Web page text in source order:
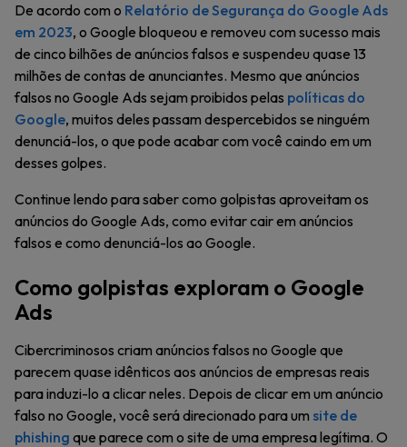
De acordo com o Relatório de Segurança do Google Ads
em 2023, o Google bloqueou e removeu com sucesso mais
de cinco bilhões de anúncios falsos e suspendeu quase 13
milhões de contas de anunciantes. Mesmo que anúncios
falsos no Google Ads sejam proibidos pelas políticas do
Google, muitos deles passam despercebidos se ninguém
denunciá-los, o que pode acabar com você caindo em um
desses golpes.
Continue lendo para saber como golpistas aproveitam os
anúncios do Google Ads, como evitar cair em anúncios
falsos e como denunciá-los ao Google.
Como golpistas exploram o Google
Ads
Cibercriminosos criam anúncios falsos no Google que
parecem quase idênticos aos anúncios de empresas reais
para induzi-lo a clicar neles. Depois de clicar em um anúncio
falso no Google, você será direcionado para um site de
phishing que parece com o site de uma empresa legítima. O